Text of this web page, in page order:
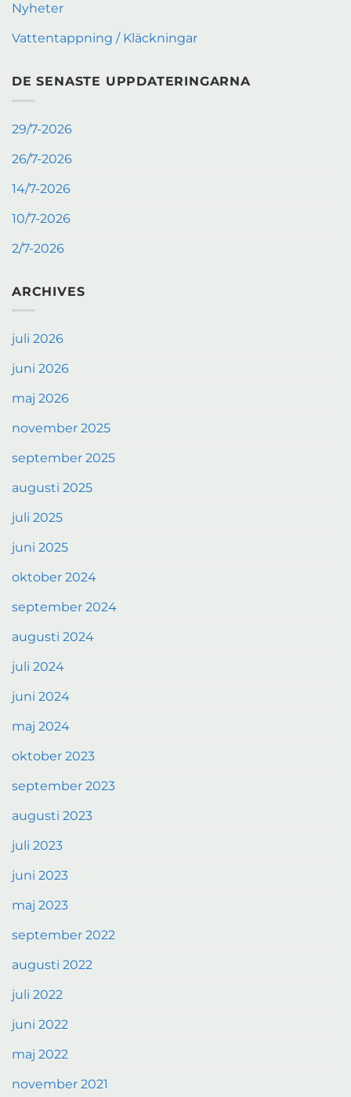
Nyheter
Vattentappning / Kläckningar
DE SENASTE UPPDATERINGARNA
29/7-2026
26/7-2026
14/7-2026
10/7-2026
2/7-2026
ARCHIVES
juli 2026
juni 2026
maj 2026
november 2025
september 2025
augusti 2025
juli 2025
juni 2025
oktober 2024
september 2024
augusti 2024
juli 2024
juni 2024
maj 2024
oktober 2023
september 2023
augusti 2023
juli 2023
juni 2023
maj 2023
september 2022
augusti 2022
juli 2022
juni 2022
maj 2022
november 2021